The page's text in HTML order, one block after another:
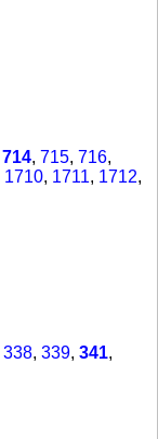
714, 715, 716,
1710, 1711, 1712,
338, 339, 341,